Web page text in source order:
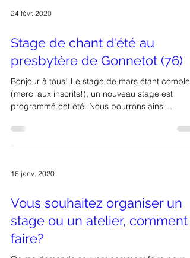
Stage de chant d'été au
presbytère de Gonnetot (76)
Bonjour à tous! Le stage de mars étant complet
programmé cet été. Nous pourrons ainsi...
Vous souhaitez organiser un
stage ou un atelier, comment